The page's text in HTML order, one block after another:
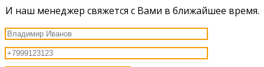
И наш менеджер свяжется с Вами в ближайшее время.